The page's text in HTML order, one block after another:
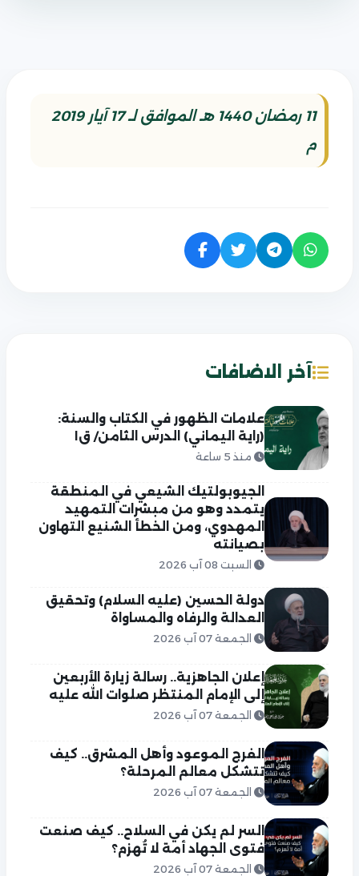
11 رمضان 1440 هـ الموافق لـ 17 آيار 2019
م
آخر الاضافات
علامات الظهور في الكتاب والسنة:
(راية اليماني) الدرس الثامن/ ق١
منذ 5 ساعة
الجيوبولتيك الشيعي في المنطقة
يتمدد وهو من مبشرات التمهيد
المهدوي، ومن الخطأ الشنيع التهاون
بصيانته
السبت 08 آب 2026
دولة الحسين (عليه السلام) وتحقيق
العدالة والرفاه والمساواة
الجمعة 07 آب 2026
إعلان الجاهزية.. رسالة زيارة الأربعين
إلى الإمام المنتظر صلوات الله عليه
الجمعة 07 آب 2026
الفرج الموعود وأهل المشرق.. كيف
تتشكل معالم المرحلة؟
الجمعة 07 آب 2026
السر لم يكن في السلاح.. كيف صنعت
فتوى الجهاد أمة لا تُهزم؟
الجمعة 07 آب 2026